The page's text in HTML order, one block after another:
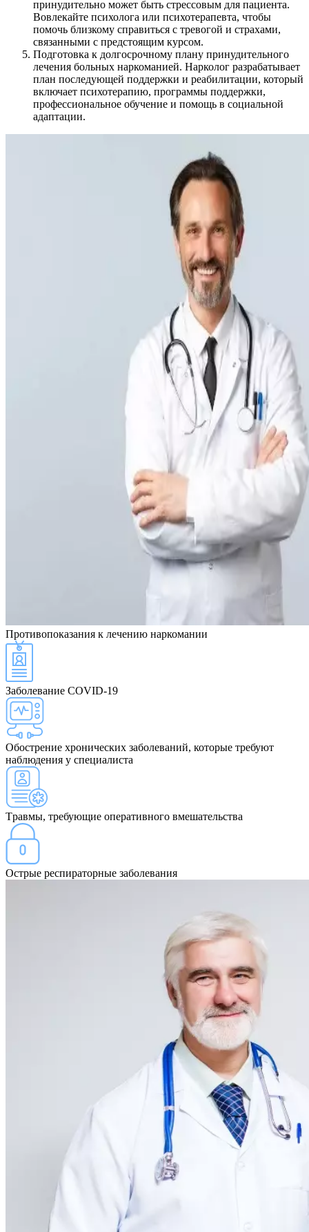
принудительно может быть стрессовым для пациента.
Вовлекайте психолога или психотерапевта, чтобы
помочь близкому справиться с тревогой и страхами,
связанными с предстоящим курсом.
Подготовка к долгосрочному плану принудительного
лечения больных наркоманией. Нарколог разрабатывает
план последующей поддержки и реабилитации, который
включает психотерапию, программы поддержки,
профессиональное обучение и помощь в социальной
адаптации.
Противопоказания к лечению наркомании
Заболевание COVID-19
Обострение хронических заболеваний, которые требуют
наблюдения у специалиста
Травмы, требующие оперативного вмешательства
Острые респираторные заболевания